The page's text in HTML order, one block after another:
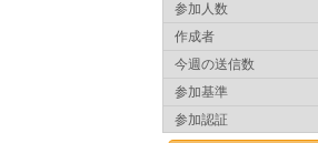
参加人数
作成者
今週の送信数
参加基準
参加認証